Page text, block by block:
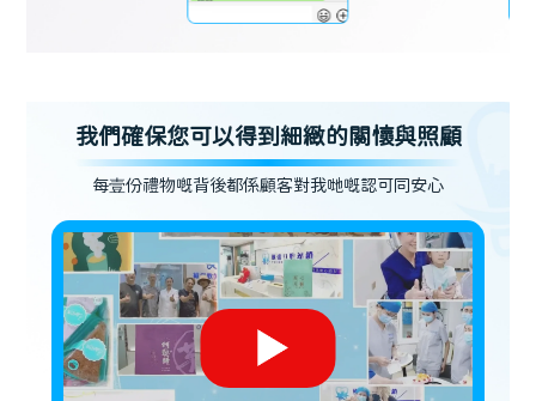
我們確保您可以得到細緻的關懷與照顧
每壹份禮物嘅背後都係顧客對我哋嘅認可同安心